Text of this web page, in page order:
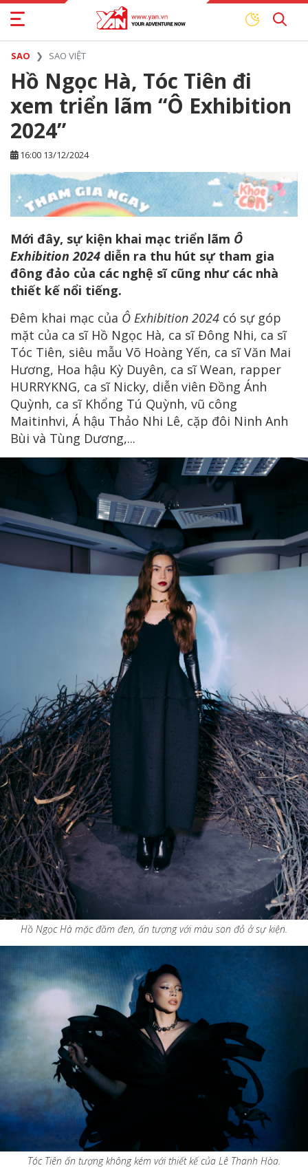
SAO SAO VIỆT
Hồ Ngọc Hà, Tóc Tiên đi
xem triển lãm “Ô Exhibition
2024”
16:00 13/12/2024
Mới đây, sự kiện khai mạc triển lãm Ô
Exhibition 2024 diễn ra thu hút sự tham gia
đông đảo của các nghệ sĩ cũng như các nhà
thiết kế nổi tiếng.
Đêm khai mạc của Ô Exhibition 2024 có sự góp
mặt của ca sĩ Hồ Ngọc Hà, ca sĩ Đông Nhi, ca sĩ
Tóc Tiên, siêu mẫu Võ Hoàng Yến, ca sĩ Văn Mai
Hương, Hoa hậu Kỳ Duyên, ca sĩ Wean, rapper
HURRYKNG, ca sĩ Nicky, diễn viên Đồng Ánh
Quỳnh, ca sĩ Khổng Tú Quỳnh, vũ công
Maitinhvi, Á hậu Thảo Nhi Lê, cặp đôi Ninh Anh
Bùi và Tùng Dương,...
Hồ Ngọc Hà mặc đầm đen, ấn tượng với màu son đỏ ở sự kiện.
Tóc Tiên ấn tượng không kém với thiết kế của Lê Thanh Hòa.